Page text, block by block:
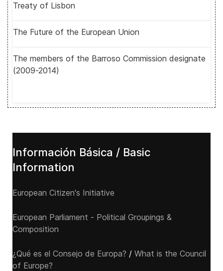
Treaty of Lisbon
The Future of the European Union
The members of the Barroso Commission designate
(2009-2014)
Información Básica / Basic
Information
European Citizen's Initiative
European Parliament - Political Groupings &
Composition
¿Qué es el Consejo de Europa? / What is the Council
of Europe?